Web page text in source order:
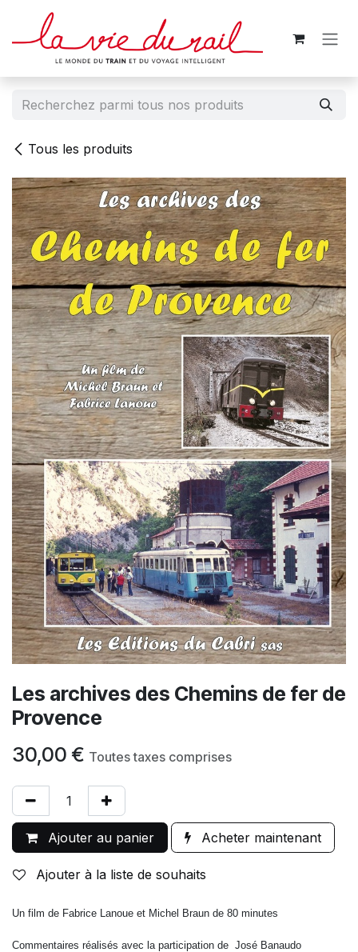
Se rendre au contenu
Tous les produits
Les archives des Chemins de fer de
Provence
30,00 € Toutes taxes comprises
Ajouter au panier Acheter maintenant
Ajouter à la liste de souhaits
Un film de Fabrice Lanoue et Michel Braun de 80 minutes
Commentaires réalisés avec la participation de José Banaudo